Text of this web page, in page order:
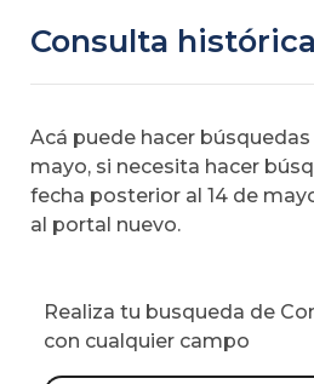
Consulta histórica
Acá puede hacer
mayo, si necesita hacer
fecha posterior al 14 de
al portal nuevo.
Realiza tu busqueda de
con cualquier campo